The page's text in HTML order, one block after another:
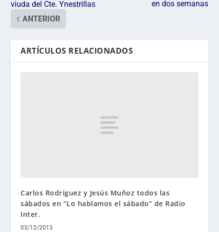
viuda del Cte. Ynestrillas
ANTERIOR
en dos semanas
ARTÍCULOS RELACIONADOS
Carlos Rodríguez y Jesús Muñoz todos las
sábados en “Lo hablamos el sábado” de Radio
Inter.
03/12/2013